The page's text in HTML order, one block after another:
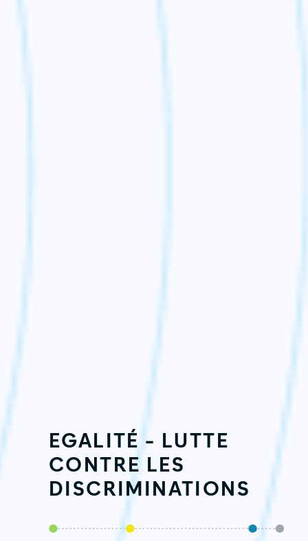
EGALITÉ - LUTTE
CONTRE LES
DISCRIMINATIONS